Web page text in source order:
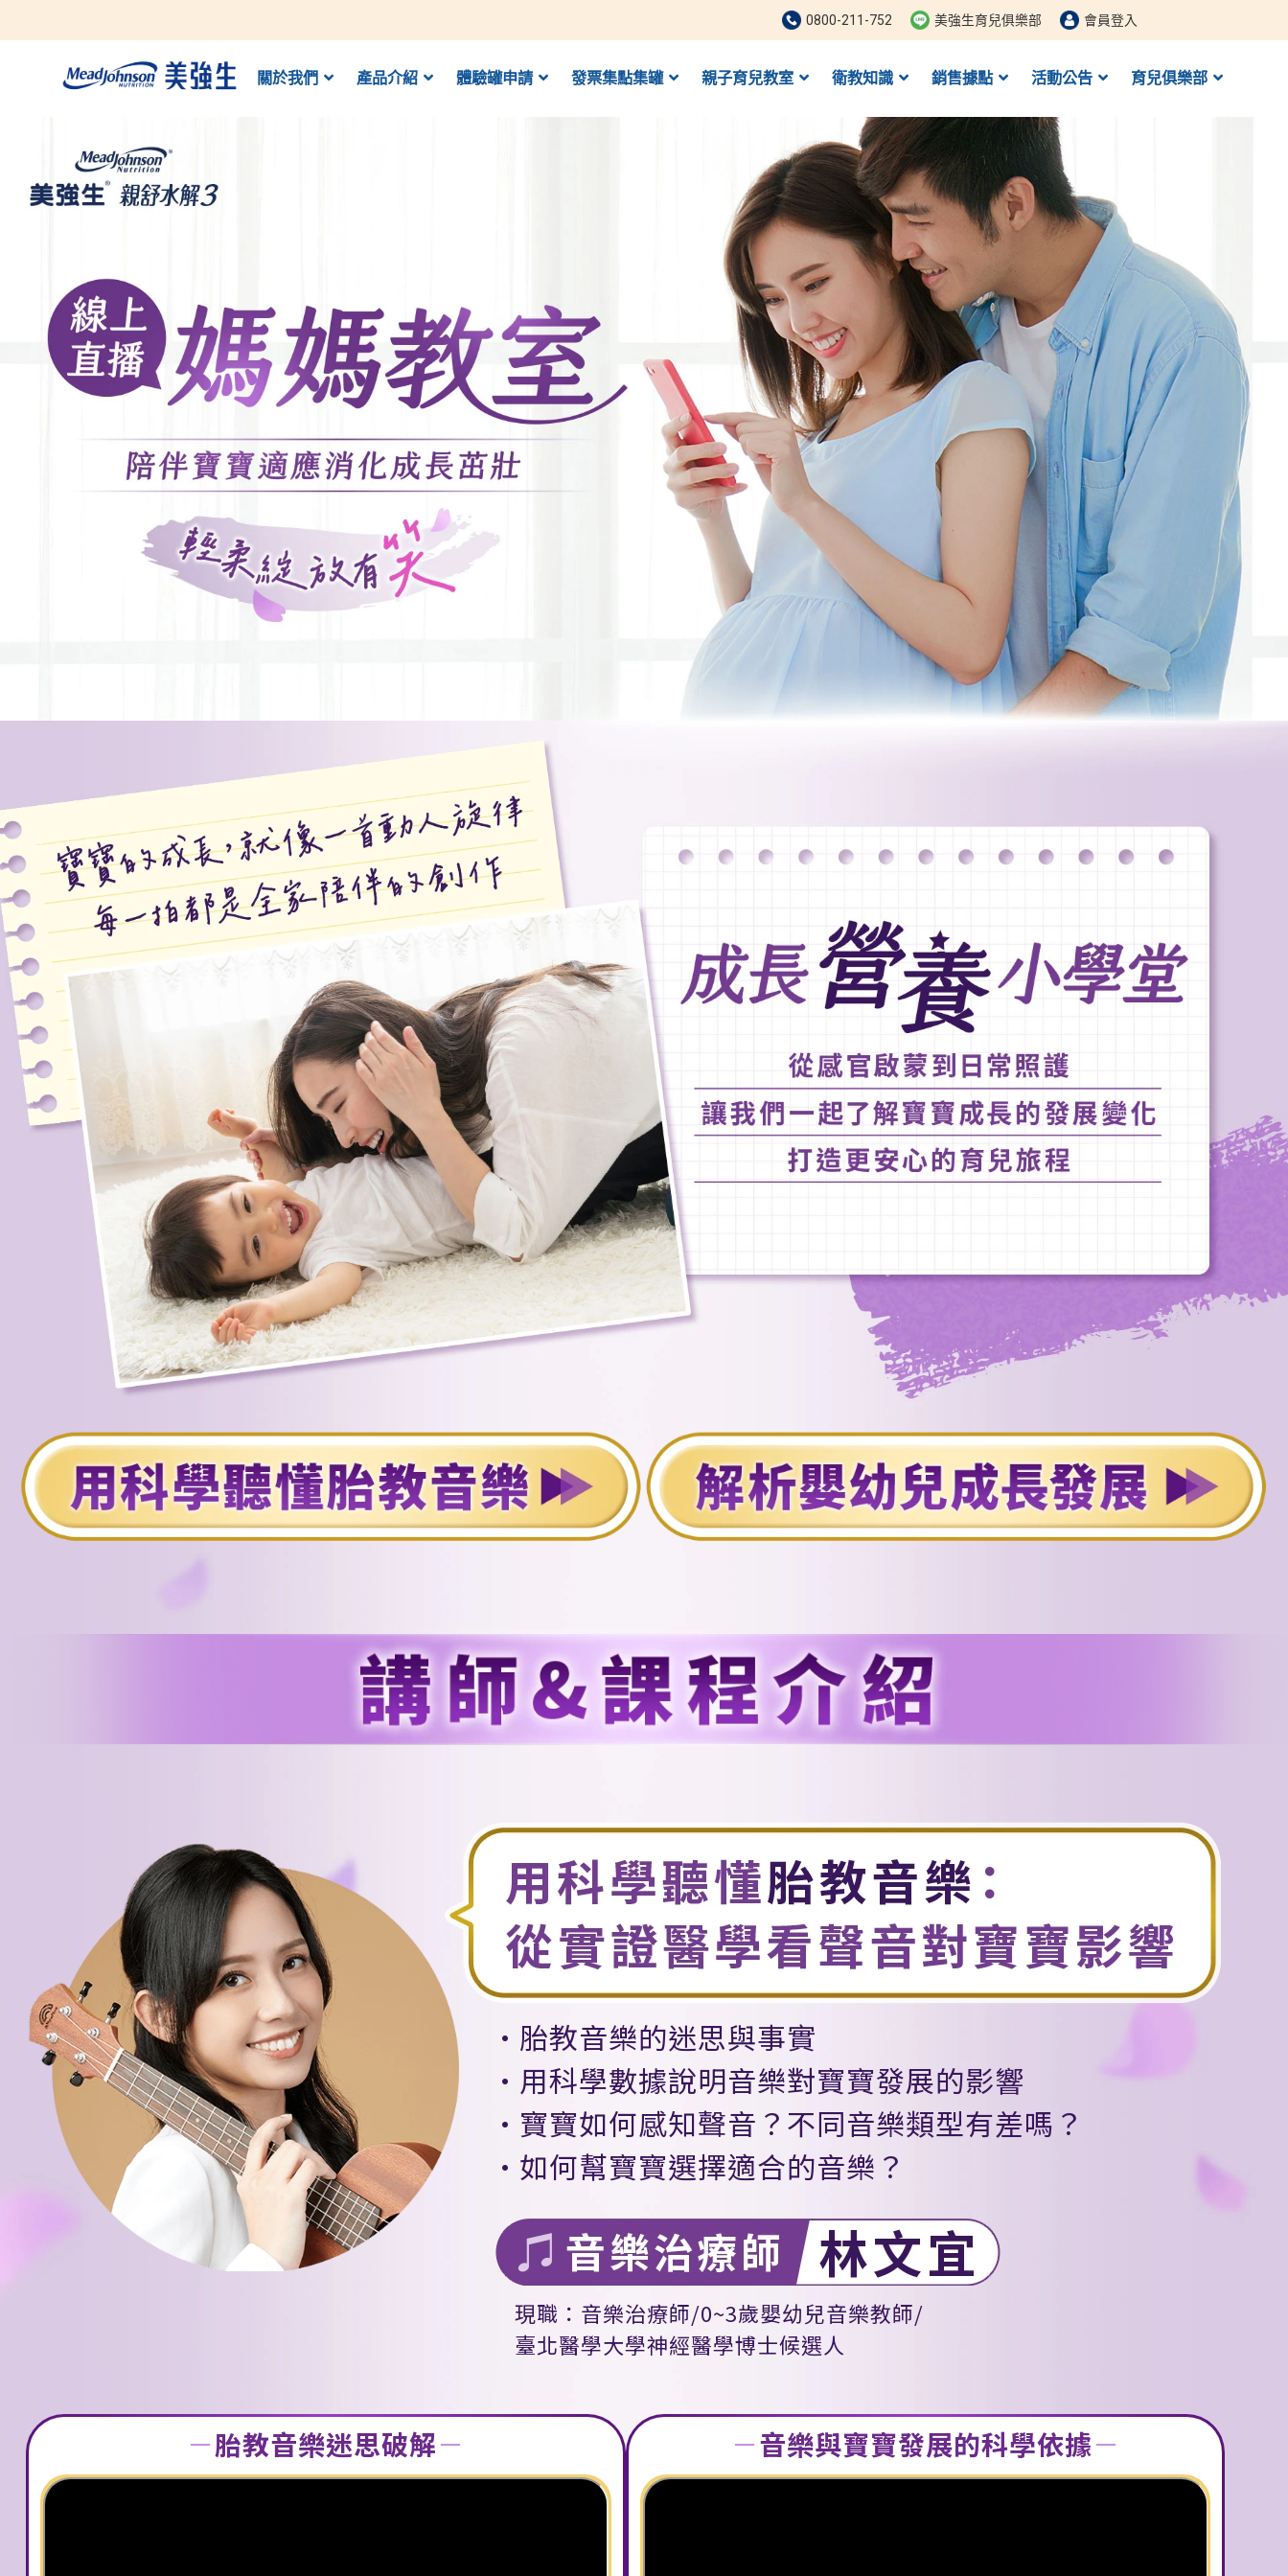
0800-211-752 美強生育兒俱樂部 會員登入
關於我們 產品介紹 體驗罐申請 發票集點集罐 親子育兒教室 衛教知識 銷售據點 活動公告 育兒俱樂部
胎教音樂的迷思與事實
用科學數據說明音樂對寶寶發展的影響
寶寶如何感知聲音？不同音樂類型有差嗎？
如何幫寶寶選擇適合的音樂？
現職：音樂治療師/0~3歲嬰幼兒音樂教師/
臺北醫學大學神經醫學博士候選人
－胎教音樂迷思破解－ －音樂與寶寶發展的科學依據－